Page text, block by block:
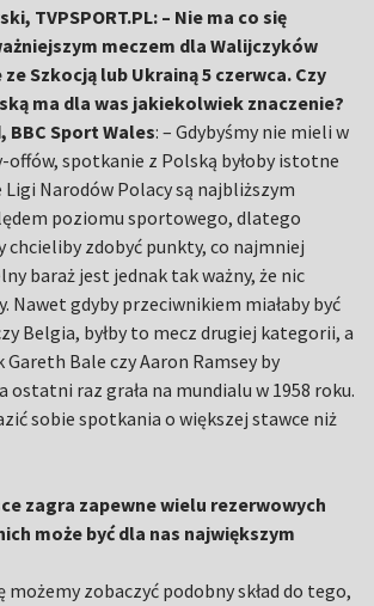
TVPSPORT.PL: – Nie ma co się
meczem dla Walijczyków
Szkocją lub Ukrainą 5 czerwca. Czy
ma dla was jakiekolwiek znaczenie?
BBC Sport Wales: – Gdybyśmy nie mieli w
offów, spotkanie z Polską byłoby istotne
Ligi Narodów Polacy są najbliższym
poziomu sportowego, dlatego
chcieliby zdobyć punkty, co najmniej
baraż jest jednak tak ważny, że nic
Nawet gdyby przeciwnikiem miałaby być
Belgia, byłby to mecz drugiej kategorii, a
Gareth Bale czy Aaron Ramsey by
ostatni raz grała na mundialu w 1958 roku.
sobie spotkania o większej stawce niż
zagra zapewne wielu rezerwowych
może być dla nas największym
możemy zobaczyć podobny skład do tego,